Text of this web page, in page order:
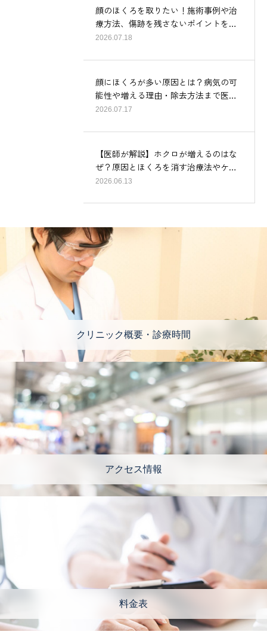
顔のほくろを取りたい！施術事例や治
療方法、傷跡を残さないポイントを…
2026.07.18
顔にほくろが多い原因とは？病気の可
能性や増える理由・除去方法まで医…
2026.07.17
【医師が解説】ホクロが増えるのはな
ぜ？原因とほくろを消す治療法やケ…
2026.06.13
クリニック概要・診療時間
アクセス情報
料金表